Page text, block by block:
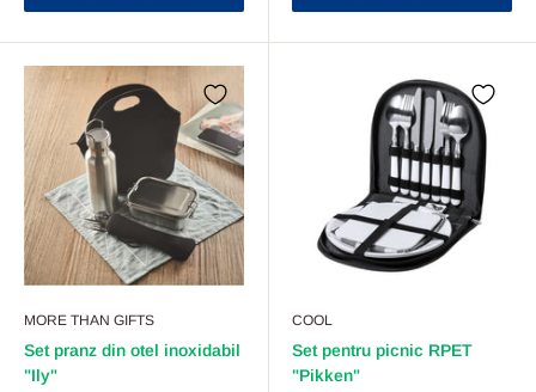
MORE THAN GIFTS
Set pranz din otel inoxidabil
"Ily"
COOL
Set pentru picnic RPET
"Pikken"